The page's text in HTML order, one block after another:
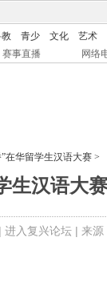
青少 文化
艺术
赛事直播 网络
在华留学生汉语大赛 >
生汉语大
进入复兴论坛| 来源